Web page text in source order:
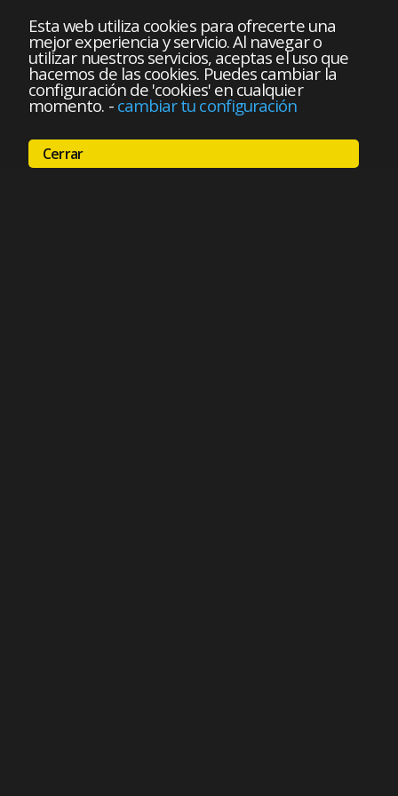
Esta web utiliza cookies para ofrecerte una
mejor experiencia y servicio. Al navegar o
utilizar nuestros servicios, aceptas el uso que
hacemos de las cookies. Puedes cambiar la
configuración de 'cookies' en cualquier
momento. - cambiar tu configuración
Cerrar